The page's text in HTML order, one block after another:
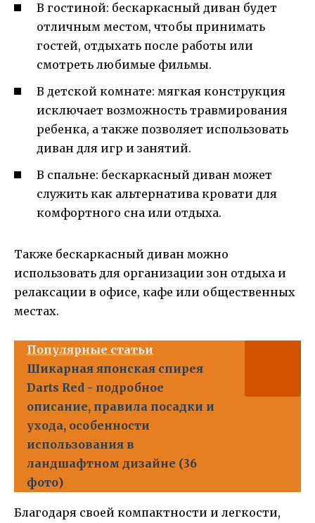
В гостиной: бескаркасный диван будет
отличным местом, чтобы принимать
гостей, отдыхать после работы или
смотреть любимые фильмы.
В детской комнате: мягкая конструкция
исключает возможность травмирования
ребенка, а также позволяет использовать
диван для игр и занятий.
В спальне: бескаркасный диван может
служить как альтернатива кровати для
комфортного сна или отдыха.
Также бескаркасный диван можно
использовать для организации зон отдыха и
релаксации в офисе, кафе или общественных
местах.
Популярные статьи
Шикарная японская спирея
Darts Red - подробное
описание, правила посадки и
ухода, особенности
использования в
ландшафтном дизайне (36
фото)
Благодаря своей компактности и легкости,